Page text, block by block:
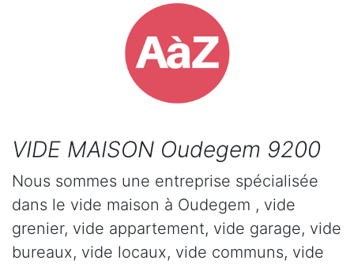
VIDE MAISON Oudegem 9200
Nous sommes une entreprise spécialisée
dans le vide maison à Oudegem , vide
grenier, vide appartement, vide garage, vide
bureaux, vide locaux, vide communs, vide